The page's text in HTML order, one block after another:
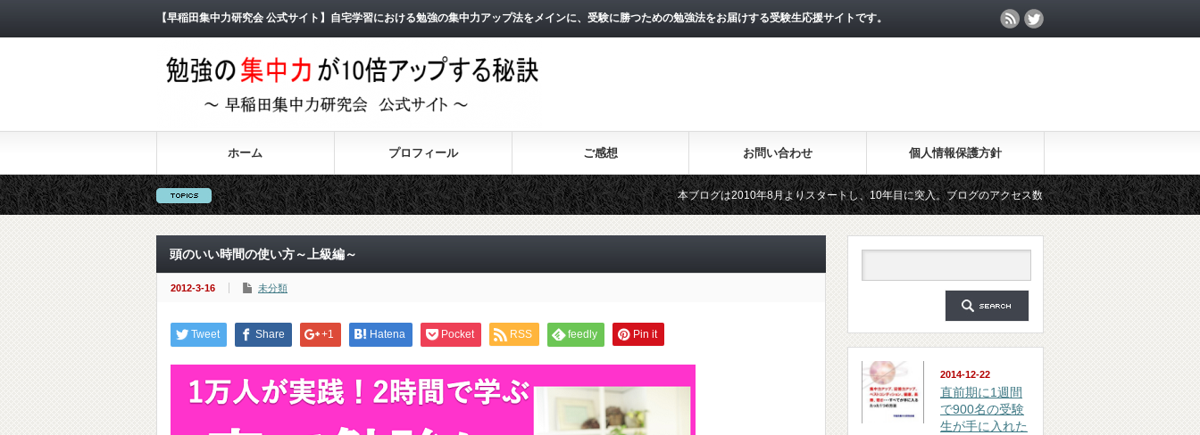
【早稲田集中力研究会 公式サイト】自宅学習における勉強の集中力アップ法をメインに、受験に勝つための勉強法をお届けする受験生応援サイトです。
ホーム プロフィール ご感想 お問い合わせ 個人情報保護方針
本ブログは2010年8月よりスタートし、10年目に突入。ブログのアクセス数が月間25万PV、公開記事数が2000記事を突破
2011年3月よりスタートした無料メールマガジン「勉強の集中力が10倍アップする秘訣」は、2018年6月に総読者数が4
頭のいい時間の使い方～上級編～
2012-3-16 未分類
Tweet Share +1 Hatena Pocket RSS feedly Pin it
2014-12-22
直前期に1週間
で900名の受験
生が手に入れた